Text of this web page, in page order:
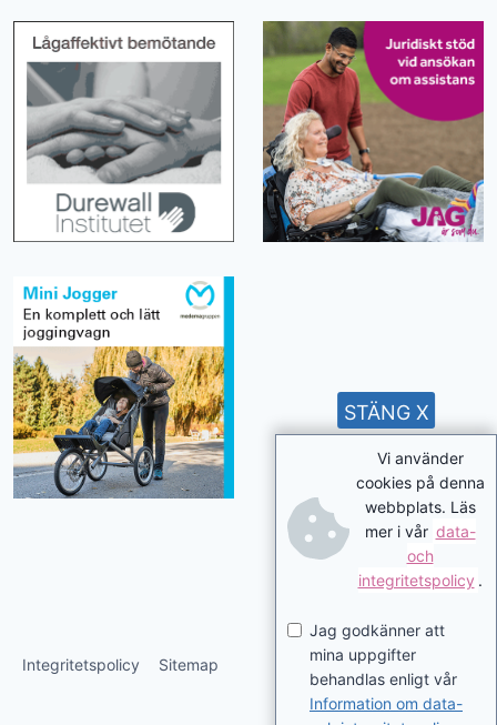
Integritetspolicy Sitemap
Vi använder
cookies på denna
webbplats. Läs
mer i vår data-
och
integritetspolicy .
Jag godkänner att
mina uppgifter
behandlas enligt vår
Information om data-
STÄNG X